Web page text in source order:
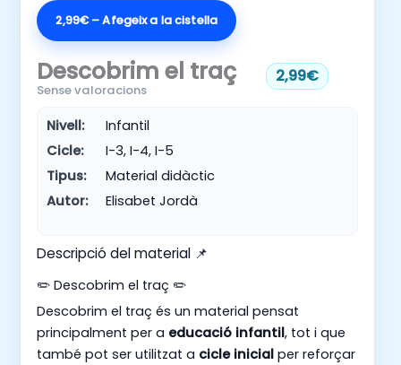
2,99€ – Afegeix a la cistella
Descobrim el traç 2,99€
Sense valoracions
Nivell:
Infantil
Cicle:
I-3, I-4, I-5
Tipus:
Material didàctic
Autor:
Elisabet Jordà
Descripció del material 📌
✏️ Descobrim el traç ✏️
Descobrim el traç és un material pensat
principalment per a educació infantil, tot i que
també pot ser utilitzat a cicle inicial per reforçar